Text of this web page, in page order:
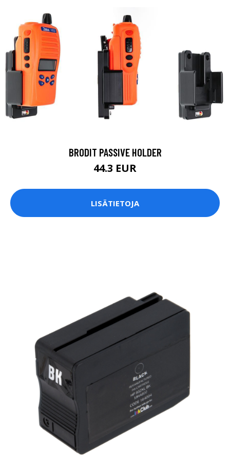
BRODIT PASSIVE HOLDER
44.3 EUR
LISÄTIETOJA